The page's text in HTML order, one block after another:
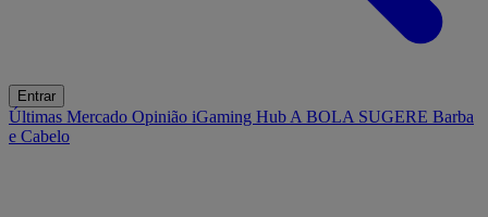
Entrar
Últimas Mercado Opinião iGaming Hub A BOLA SUGERE Barba
e Cabelo